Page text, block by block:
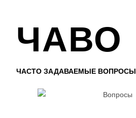
ЧАВО
ЧАСТО ЗАДАВАЕМЫЕ ВОПРОСЫ